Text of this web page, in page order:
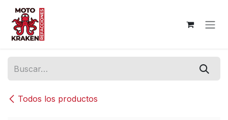
Ir al contenido
Todos los productos